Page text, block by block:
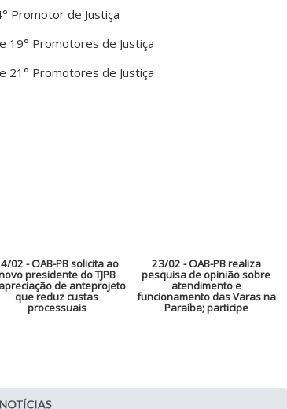
Promotor de Justiça
19° Promotores de Justiça
21° Promotores de Justiça
02 - OAB-PB solicita ao
presidente do TJPB
de anteprojeto
que reduz custas
processuais
23/02 - OAB-PB realiza
pesquisa de opinião sobre
atendimento e
funcionamento das Varas na
Paraíba; participe